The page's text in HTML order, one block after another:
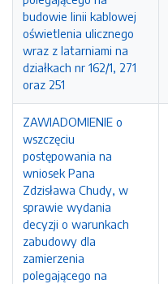
budowie linii kablowej
oświetlenia ulicznego
wraz z latarniami na
działkach nr 162/1, 271
oraz 251
ZAWIADOMIENIE o
wszczęciu
postępowania na
wniosek Pana
Zdzisława Chudy, w
sprawie wydania
decyzji o warunkach
zabudowy dla
zamierzenia
polegającego na